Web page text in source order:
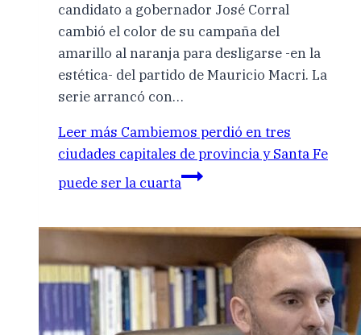
candidato a gobernador José Corral
cambió el color de su campaña del
amarillo al naranja para desligarse -en la
estética- del partido de Mauricio Macri. La
serie arrancó con…
Leer más Cambiemos perdió en tres
ciudades capitales de provincia y Santa Fe
puede ser la cuarta